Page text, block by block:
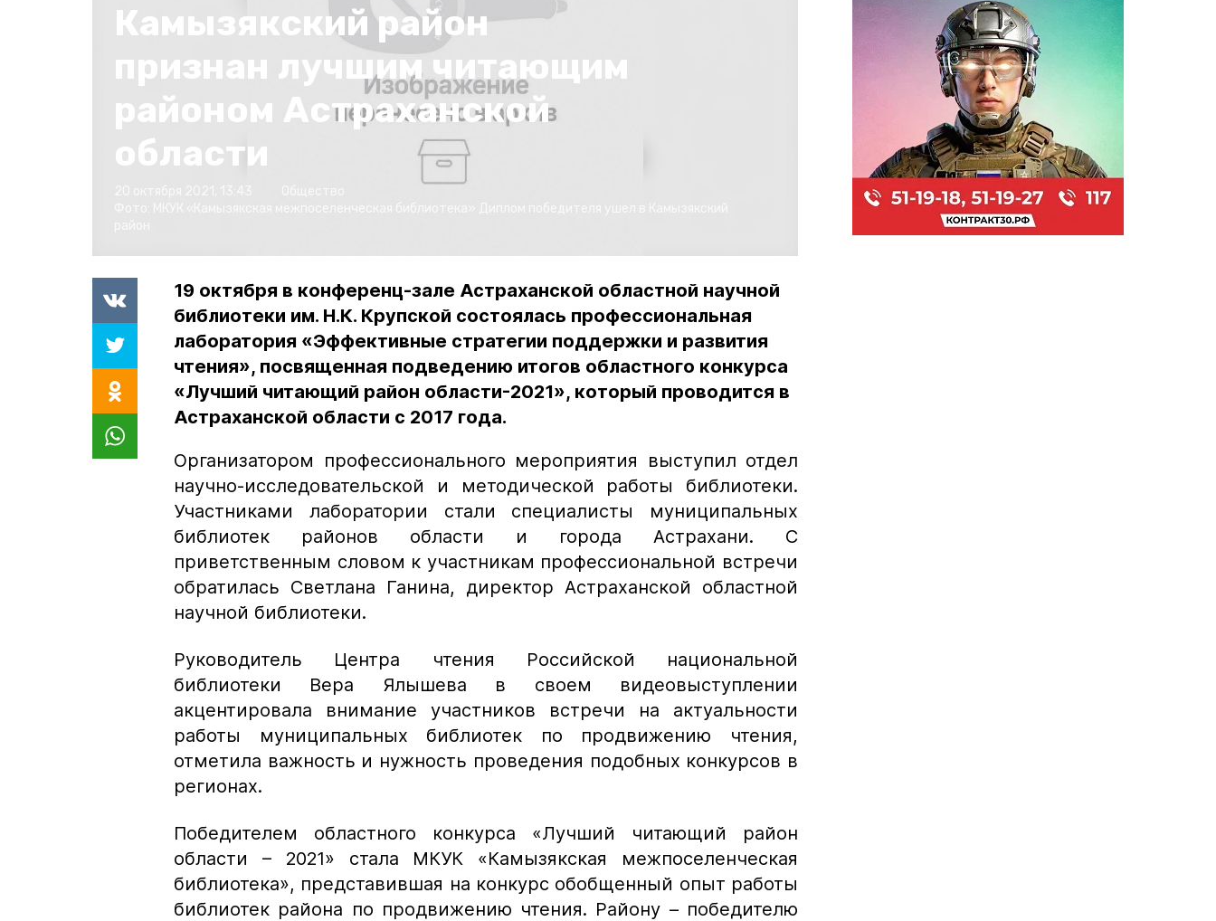
Камызякский район
признан лучшим читающим
районом Астраханской
области
19 октября в конференц-зале Астраханской областной научной
библиотеки им. Н.К. Крупской состоялась профессиональная
лаборатория «Эффективные стратегии поддержки и развития
чтения», посвященная подведению итогов областного конкурса
«Лучший читающий район области-2021», который проводится в
Астраханской области с 2017 года.
Организатором профессионального мероприятия выступил отдел
научно-исследовательской и методической работы библиотеки.
Участниками лаборатории стали специалисты муниципальных
библиотек районов области и города Астрахани. С
приветственным словом к участникам профессиональной встречи
обратилась Светлана Ганина, директор Астраханской областной
научной библиотеки.
Руководитель Центра чтения Российской национальной
библиотеки Вера Ялышева в своем видеовыступлении
акцентировала внимание участников встречи на актуальности
работы муниципальных библиотек по продвижению чтения,
отметила важность и нужность проведения подобных конкурсов в
регионах.
Победителем областного конкурса «Лучший читающий район
области – 2021» стала МКУК «Камызякская межпоселенческая
библиотека», представившая на конкурс обобщенный опыт работы
библиотек района по продвижению чтения. Району – победителю